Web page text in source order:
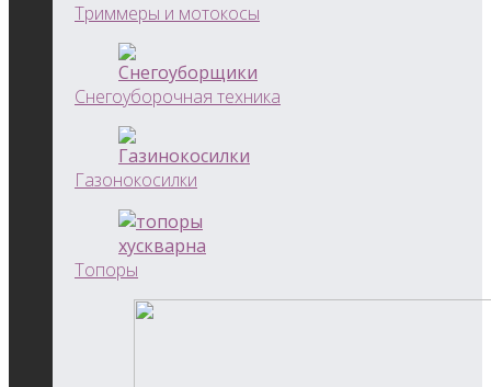
Триммеры и мотокосы
Снегоуборочная техника
Газонокосилки
Топоры